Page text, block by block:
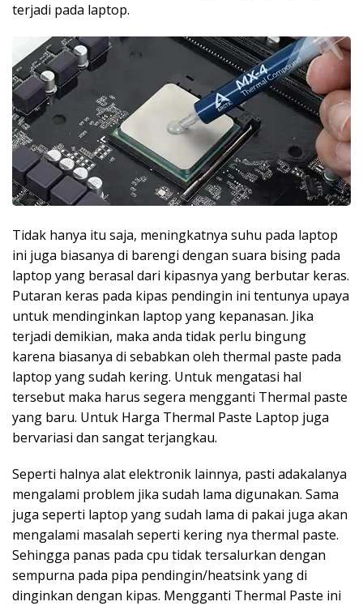
terjadi pada laptop.
Tidak hanya itu saja, meningkatnya suhu pada laptop
ini juga biasanya di barengi dengan suara bising pada
laptop yang berasal dari kipasnya yang berbutar keras.
Putaran keras pada kipas pendingin ini tentunya upaya
untuk mendinginkan laptop yang kepanasan. Jika
terjadi demikian, maka anda tidak perlu bingung
karena biasanya di sebabkan oleh thermal paste pada
laptop yang sudah kering. Untuk mengatasi hal
tersebut maka harus segera mengganti Thermal paste
yang baru. Untuk Harga Thermal Paste Laptop juga
bervariasi dan sangat terjangkau.
Seperti halnya alat elektronik lainnya, pasti adakalanya
mengalami problem jika sudah lama digunakan. Sama
juga seperti laptop yang sudah lama di pakai juga akan
mengalami masalah seperti kering nya thermal paste.
Sehingga panas pada cpu tidak tersalurkan dengan
sempurna pada pipa pendingin/heatsink yang di
dinginkan dengan kipas. Mengganti Thermal Paste ini